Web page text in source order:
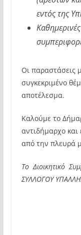
εντός της
Οι παραστάσεις
συγκεκριμένο
αποτέλεσμα.
Καλούμε το
αντιδήμαρχο
από την πλευρά
Το Διοικητικό
ΣΥΛΛΟΓΟΥ